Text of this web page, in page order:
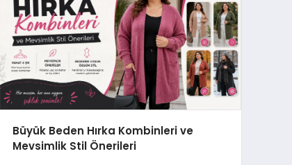
Büyük Beden Hırka Kombinleri ve
Mevsimlik Stil Önerileri